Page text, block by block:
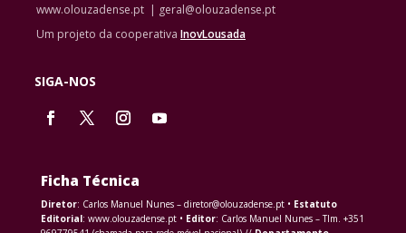
www.olouzadense.pt | geral@olouzadense.pt
Um projeto da cooperativa InovLousada
SIGA-NOS
Ficha Técnica
Diretor: Carlos Manuel Nunes – diretor@olouzadense.pt • Estatuto
Editorial: www.olouzadense.pt • Editor: Carlos Manuel Nunes – Tlm. +351